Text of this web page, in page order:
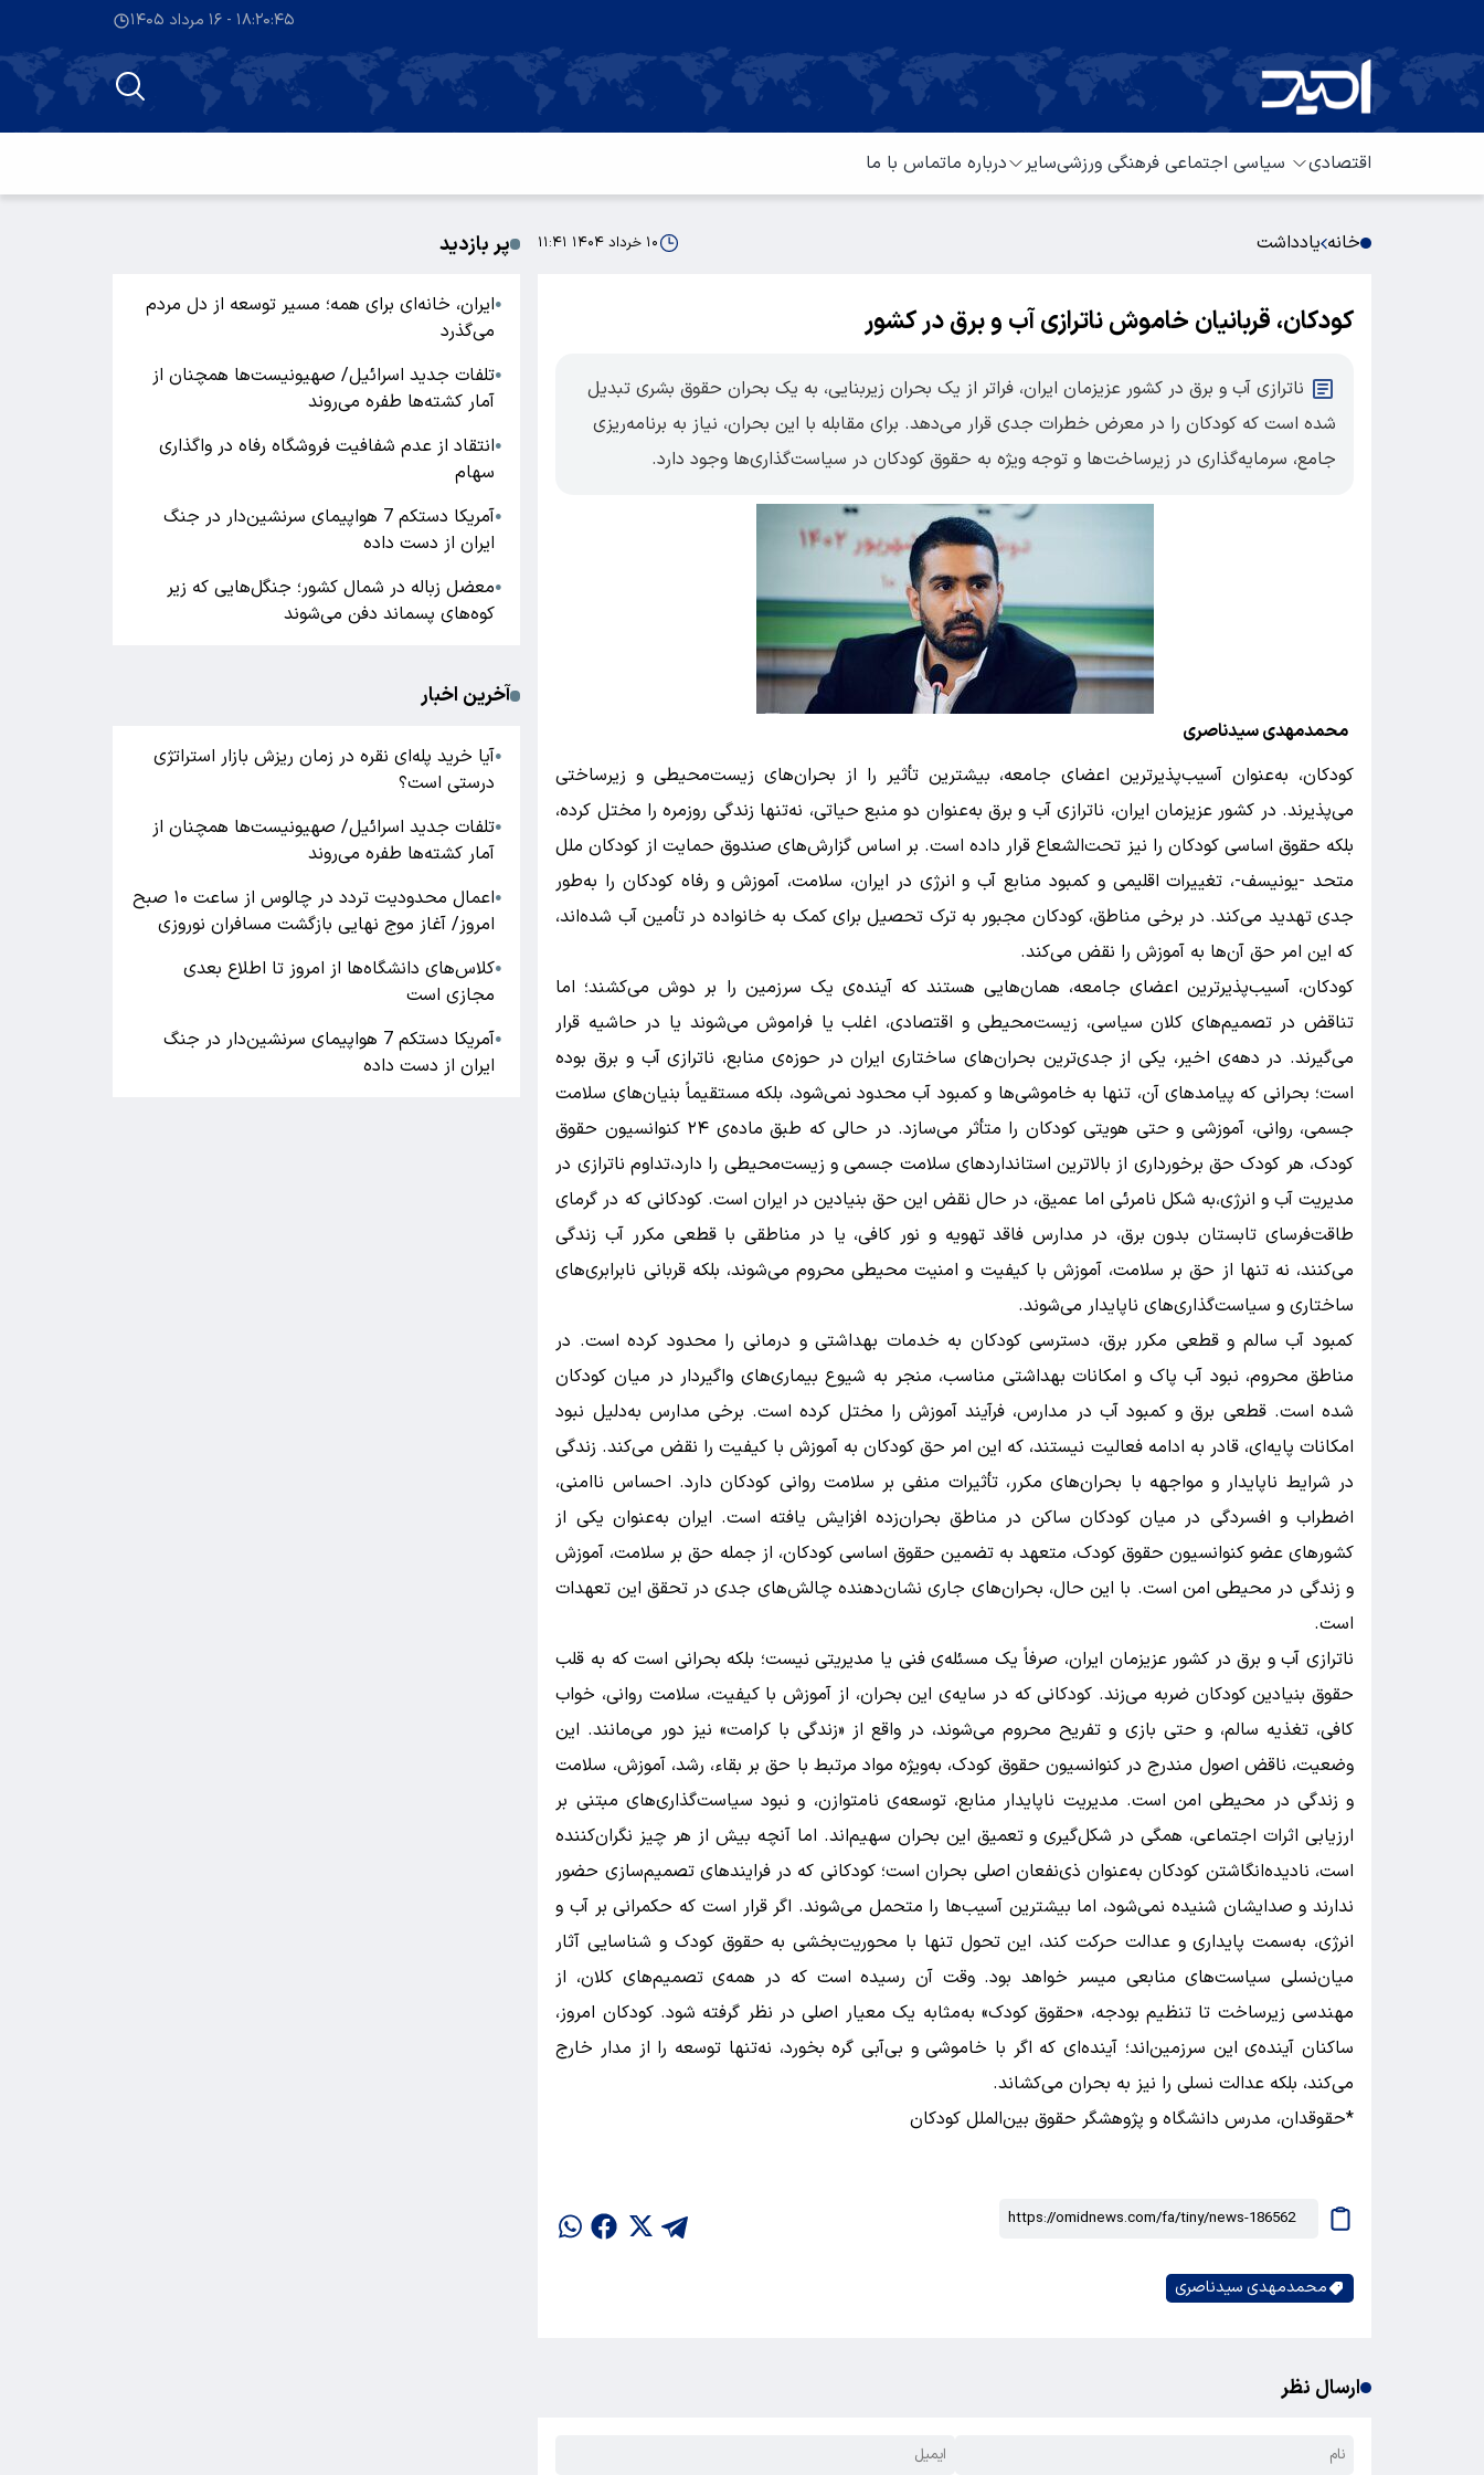
۱۸:۲۰:۴۶ - ۱۶ مرداد ۱۴۰۵
اقتصادی سیاسی اجتماعی فرهنگی ورزشیسایر درباره ماتماس با ما
خانه یادداشت ۱۰ خرداد ۱۴۰۴ ۱۱:۴۱
کودکان، قربانیان خاموش ناترازی آب و برق در کشور
ناترازی آب و برق در کشور عزیزمان ایران، فراتر از یک بحران زیربنایی، به یک بحران حقوق بشری تبدیل
شده است که کودکان را در معرض خطرات جدی قرار می‌دهد. برای مقابله با این بحران، نیاز به برنامه‌ریزی
جامع، سرمایه‌گذاری در زیرساخت‌ها و توجه ویژه به حقوق کودکان در سیاست‌گذاری‌ها وجود دارد.
محمدمهدی سیدناصری
کودکان، به‌عنوان آسیب‌پذیرترین اعضای جامعه، بیشترین تأثیر را از بحران‌های زیست‌محیطی و زیرساختی
می‌پذیرند. در کشور عزیزمان ایران، ناترازی آب و برق به‌عنوان دو منبع حیاتی، نه‌تنها زندگی روزمره را مختل کرده،
بلکه حقوق اساسی کودکان را نیز تحت‌الشعاع قرار داده است. بر اساس گزارش‌های صندوق حمایت از کودکان ملل
متحد -یونیسف-، تغییرات اقلیمی و کمبود منابع آب و انرژی در ایران، سلامت، آموزش و رفاه کودکان را به‌طور
جدی تهدید می‌کند. در برخی مناطق، کودکان مجبور به ترک تحصیل برای کمک به خانواده در تأمین آب شده‌اند،
که این امر حق آن‌ها به آموزش را نقض می‌کند.
کودکان، آسیب‌پذیرترین اعضای جامعه، همان‌هایی هستند که آینده‌ی یک سرزمین را بر دوش می‌کشند؛ اما
تناقض در تصمیم‌های کلان سیاسی، زیست‌محیطی و اقتصادی، اغلب یا فراموش می‌شوند یا در حاشیه قرار
می‌گیرند. در دهه‌ی اخیر، یکی از جدی‌ترین بحران‌های ساختاری ایران در حوزه‌ی منابع، ناترازی آب و برق بوده
است؛ بحرانی که پیامدهای آن، تنها به خاموشی‌ها و کمبود آب محدود نمی‌شود، بلکه مستقیماً بنیان‌های سلامت
جسمی، روانی، آموزشی و حتی هویتی کودکان را متأثر می‌سازد. در حالی که طبق ماده‌ی ۲۴ کنوانسیون حقوق
کودک، هر کودک حق برخورداری از بالاترین استانداردهای سلامت جسمی و زیست‌محیطی را دارد،تداوم ناترازی در
مدیریت آب و انرژی،به شکل نامرئی اما عمیق، در حال نقض این حق بنیادین در ایران است. کودکانی که در گرمای
طاقت‌فرسای تابستان بدون برق، در مدارس فاقد تهویه و نور کافی، یا در مناطقی با قطعی مکرر آب زندگی
می‌کنند، نه تنها از حق بر سلامت، آموزش با کیفیت و امنیت محیطی محروم می‌شوند، بلکه قربانی نابرابری‌های
ساختاری و سیاست‌گذاری‌های ناپایدار می‌شوند.
کمبود آب سالم و قطعی مکرر برق، دسترسی کودکان به خدمات بهداشتی و درمانی را محدود کرده است. در
مناطق محروم، نبود آب پاک و امکانات بهداشتی مناسب، منجر به شیوع بیماری‌های واگیردار در میان کودکان
شده است. قطعی برق و کمبود آب در مدارس، فرآیند آموزش را مختل کرده است. برخی مدارس به‌دلیل نبود
امکانات پایه‌ای، قادر به ادامه فعالیت نیستند، که این امر حق کودکان به آموزش با کیفیت را نقض می‌کند. زندگی
در شرایط ناپایدار و مواجهه با بحران‌های مکرر، تأثیرات منفی بر سلامت روانی کودکان دارد. احساس ناامنی،
اضطراب و افسردگی در میان کودکان ساکن در مناطق بحران‌زده افزایش یافته است. ایران به‌عنوان یکی از
کشورهای عضو کنوانسیون حقوق کودک، متعهد به تضمین حقوق اساسی کودکان، از جمله حق بر سلامت، آموزش
و زندگی در محیطی امن است. با این حال، بحران‌های جاری نشان‌دهنده چالش‌های جدی در تحقق این تعهدات
است.
ناترازی آب و برق در کشور عزیزمان ایران، صرفاً یک مسئله‌ی فنی یا مدیریتی نیست؛ بلکه بحرانی است که به قلب
حقوق بنیادین کودکان ضربه می‌زند. کودکانی که در سایه‌ی این بحران، از آموزش با کیفیت، سلامت روانی، خواب
کافی، تغذیه سالم، و حتی بازی و تفریح محروم می‌شوند، در واقع از «زندگی با کرامت» نیز دور می‌مانند. این
وضعیت، ناقض اصول مندرج در کنوانسیون حقوق کودک، به‌ویژه مواد مرتبط با حق بر بقاء، رشد، آموزش، سلامت
و زندگی در محیطی امن است. مدیریت ناپایدار منابع، توسعه‌ی نامتوازن، و نبود سیاست‌گذاری‌های مبتنی بر
ارزیابی اثرات اجتماعی، همگی در شکل‌گیری و تعمیق این بحران سهیم‌اند. اما آنچه بیش از هر چیز نگران‌کننده
است، نادیده‌انگاشتن کودکان به‌عنوان ذی‌نفعان اصلی بحران است؛ کودکانی که در فرایندهای تصمیم‌سازی حضور
ندارند و صدایشان شنیده نمی‌شود، اما بیشترین آسیب‌ها را متحمل می‌شوند. اگر قرار است که حکمرانی بر آب و
انرژی، به‌سمت پایداری و عدالت حرکت کند، این تحول تنها با محوریت‌بخشی به حقوق کودک و شناسایی آثار
میان‌نسلی سیاست‌های منابعی میسر خواهد بود. وقت آن رسیده است که در همه‌ی تصمیم‌های کلان، از
مهندسی زیرساخت تا تنظیم بودجه، «حقوق کودک» به‌مثابه یک معیار اصلی در نظر گرفته شود. کودکان امروز،
ساکنان آینده‌ی این سرزمین‌اند؛ آینده‌ای که اگر با خاموشی و بی‌آبی گره بخورد، نه‌تنها توسعه را از مدار خارج
می‌کند، بلکه عدالت نسلی را نیز به بحران می‌کشاند.
*حقوقدان، مدرس دانشگاه و پژوهشگر حقوق بین‌الملل کودکان
محمدمهدی سیدناصری
ارسال نظر
پر بازدید
●ایران، خانه‌ای برای همه؛ مسیر توسعه از دل مردم
می‌گذرد
●تلفات جدید اسرائیل/ صهیونیست‌ها همچنان از
آمار کشته‌ها طفره می‌روند
●انتقاد از عدم شفافیت فروشگاه رفاه در واگذاری
سهام
●
آمریکا دستکم 7 هواپیمای سرنشین‌دار در جنگ
ایران از دست داده
●معضل زباله در شمال کشور؛ جنگل‌هایی که زیر
کوه‌های پسماند دفن می‌شوند
آخرین اخبار
●آیا خرید پله‌ای نقره در زمان ریزش بازار استراتژی
درستی است؟
●تلفات جدید اسرائیل/ صهیونیست‌ها همچنان از
آمار کشته‌ها طفره می‌روند
●
اعمال محدودیت تردد در چالوس از ساعت ۱۰ صبح
امروز/ آغاز موج نهایی بازگشت مسافران نوروزی
●کلاس‌های دانشگاه‌ها از امروز تا اطلاع بعدی
مجازی است
●
آمریکا دستکم 7 هواپیمای سرنشین‌دار در جنگ
ایران از دست داده